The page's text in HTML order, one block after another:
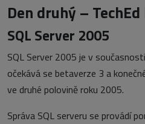
Den druhý –
SQL Server 2005
SQL Server 2005 je v
očekává se betaverze 3 a
ve druhé polovině roku 2005.
Správa SQL serveru se provádí